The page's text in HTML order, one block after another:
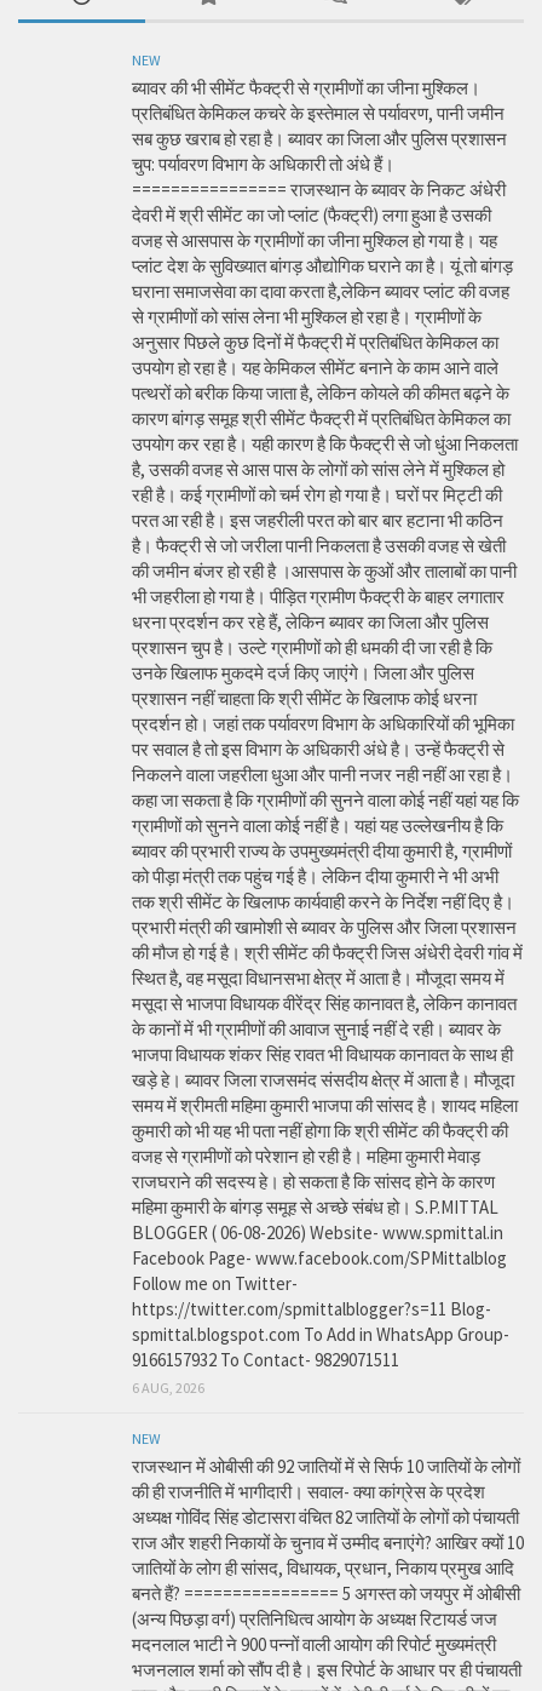
NEW
ब्यावर की भी सीमेंट फैक्ट्री से ग्रामीणों का जीना मुश्किल।
प्रतिबंधित केमिकल कचरे के इस्तेमाल से पर्यावरण, पानी जमीन
सब कुछ खराब हो रहा है। ब्यावर का जिला और पुलिस प्रशासन
चुप: पर्यावरण विभाग के अधिकारी तो अंधे हैं।
================ राजस्थान के ब्यावर के निकट अंधेरी
देवरी में श्री सीमेंट का जो प्लांट (फैक्ट्री) लगा हुआ है उसकी
वजह से आसपास के ग्रामीणों का जीना मुश्किल हो गया है। यह
प्लांट देश के सुविख्यात बांगड़ औद्योगिक घराने का है। यूं तो बांगड़
घराना समाजसेवा का दावा करता है,लेकिन ब्यावर प्लांट की वजह
से ग्रामीणों को सांस लेना भी मुश्किल हो रहा है। ग्रामीणों के
अनुसार पिछले कुछ दिनों में फैक्ट्री में प्रतिबंधित केमिकल का
उपयोग हो रहा है। यह केमिकल सीमेंट बनाने के काम आने वाले
पत्थरों को बरीक किया जाता है, लेकिन कोयले की कीमत बढ़ने के
कारण बांगड़ समूह श्री सीमेंट फैक्ट्री में प्रतिबंधित केमिकल का
उपयोग कर रहा है। यही कारण है कि फैक्ट्री से जो धुंआ निकलता
है, उसकी वजह से आस पास के लोगों को सांस लेने में मुश्किल हो
रही है। कई ग्रामीणों को चर्म रोग हो गया है। घरों पर मिट्टी की
परत आ रही है। इस जहरीली परत को बार बार हटाना भी कठिन
है। फैक्ट्री से जो जरीला पानी निकलता है उसकी वजह से खेती
की जमीन बंजर हो रही है ।आसपास के कुओं और तालाबों का पानी
भी जहरीला हो गया है। पीड़ित ग्रामीण फैक्ट्री के बाहर लगातार
धरना प्रदर्शन कर रहे हैं, लेकिन ब्यावर का जिला और पुलिस
प्रशासन चुप है। उल्टे ग्रामीणों को ही धमकी दी जा रही है कि
उनके खिलाफ मुकदमे दर्ज किए जाएंगे। जिला और पुलिस
प्रशासन नहीं चाहता कि श्री सीमेंट के खिलाफ कोई धरना
प्रदर्शन हो। जहां तक पर्यावरण विभाग के अधिकारियों की भूमिका
पर सवाल है तो इस विभाग के अधिकारी अंधे है। उन्हें फैक्ट्री से
निकलने वाला जहरीला धुआ और पानी नजर नही नहीं आ रहा है।
कहा जा सकता है कि ग्रामीणों की सुनने वाला कोई नहीं यहां यह कि
ग्रामीणों को सुनने वाला कोई नहीं है। यहां यह उल्लेखनीय है कि
ब्यावर की प्रभारी राज्य के उपमुख्यमंत्री दीया कुमारी है, ग्रामीणों
को पीड़ा मंत्री तक पहुंच गई है। लेकिन दीया कुमारी ने भी अभी
तक श्री सीमेंट के खिलाफ कार्यवाही करने के निर्देश नहीं दिए है।
प्रभारी मंत्री की खामोशी से ब्यावर के पुलिस और जिला प्रशासन
की मौज हो गई है। श्री सीमेंट की फैक्ट्री जिस अंधेरी देवरी गांव में
स्थित है, वह मसूदा विधानसभा क्षेत्र में आता है। मौजूदा समय में
मसूदा से भाजपा विधायक वीरेंद्र सिंह कानावत है, लेकिन कानावत
के कानों में भी ग्रामीणों की आवाज सुनाई नहीं दे रही। ब्यावर के
भाजपा विधायक शंकर सिंह रावत भी विधायक कानावत के साथ ही
खड़े हे। ब्यावर जिला राजसमंद संसदीय क्षेत्र में आता है। मौजूदा
समय में श्रीमती महिमा कुमारी भाजपा की सांसद है। शायद महिला
कुमारी को भी यह भी पता नहीं होगा कि श्री सीमेंट की फैक्ट्री की
वजह से ग्रामीणों को परेशान हो रही है। महिमा कुमारी मेवाड़
राजघराने की सदस्य हे। हो सकता है कि सांसद होने के कारण
महिमा कुमारी के बांगड़ समूह से अच्छे संबंध हो। S.P.MITTAL
BLOGGER ( 06-08-2026) Website- www.spmittal.in
Facebook Page- www.facebook.com/SPMittalblog
Follow me on Twitter-
https://twitter.com/spmittalblogger?s=11 Blog-
spmittal.blogspot.com To Add in WhatsApp Group-
9166157932 To Contact- 9829071511
6 AUG, 2026
NEW
राजस्थान में ओबीसी की 92 जातियों में से सिर्फ 10 जातियों के लोगों
की ही राजनीति में भागीदारी। सवाल- क्या कांग्रेस के प्रदेश
अध्यक्ष गोविंद सिंह डोटासरा वंचित 82 जातियों के लोगों को पंचायती
राज और शहरी निकायों के चुनाव में उम्मीद बनाएंगे? आखिर क्यों 10
जातियों के लोग ही सांसद, विधायक, प्रधान, निकाय प्रमुख आदि
बनते हैं? ================ 5 अगस्त को जयपुर में ओबीसी
(अन्य पिछड़ा वर्ग) प्रतिनिधित्व आयोग के अध्यक्ष रिटायर्ड जज
मदनलाल भाटी ने 900 पन्नों वाली आयोग की रिपोर्ट मुख्यमंत्री
भजनलाल शर्मा को सौंप दी है। इस रिपोर्ट के आधार पर ही पंचायती